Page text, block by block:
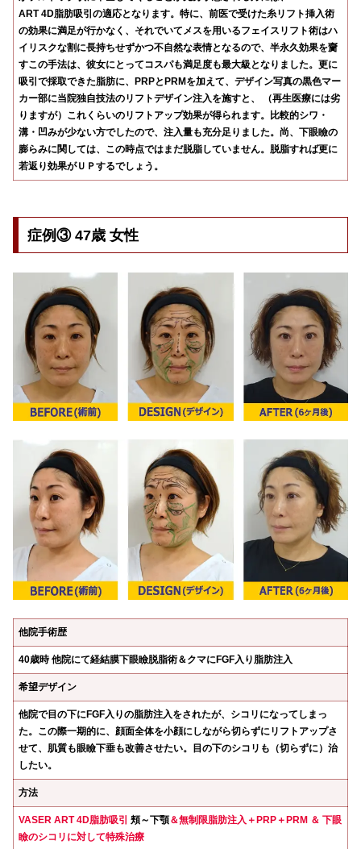
ART 4D脂肪吸引の適応となります。特に、前医で受けた糸リフト挿入術
の効果に満足が行かなく、それでいてメスを用いるフェイスリフト術はハ
イリスクな割に長持ちせずかつ不自然な表情となるので、半永久効果を齎
すこの手法は、彼女にとってコスパも満足度も最大級となりました。更に
吸引で採取できた脂肪に、PRPとPRMを加えて、デザイン写真の黒色マー
カー部に当院独自技法のリフトデザイン注入を施すと、 （再生医療には劣
りますが）これくらいのリフトアップ効果が得られます。比較的シワ・
溝・凹みが少ない方でしたので、注入量も充分足りました。尚、下眼瞼の
膨らみに関しては、この時点ではまだ脱脂していません。脱脂すれば更に
若返り効果がＵＰするでしょう。
症例③ 47歳 女性
他院手術歴
40歳時 他院にて経結膜下眼瞼脱脂術＆クマにFGF入り脂肪注入
希望デザイン
他院で目の下にFGF入りの脂肪注入をされたが、シコリになってしまっ
た。この際一期的に、顔面全体を小顔にしながら切らずにリフトアップさ
せて、肌質も眼瞼下垂も改善させたい。目の下のシコリも（切らずに）治
したい。
方法
VASER ART 4D脂肪吸引 頬～下顎＆無制限脂肪注入＋PRP＋PRM ＆ 下眼
瞼のシコリに対して特殊治療